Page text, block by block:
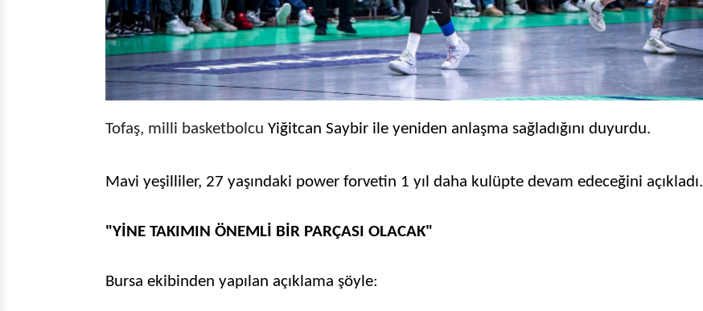
Tofaş, milli basketbolcu Yiğitcan Saybir ile yeniden anlaşma sağladığını duyurdu.
Mavi yeşilliler, 27 yaşındaki power forvetin 1 yıl daha kulüpte devam edeceğini açıkladı.
"YİNE TAKIMIN ÖNEMLİ BİR PARÇASI OLACAK"
Bursa ekibinden yapılan açıklama şöyle: